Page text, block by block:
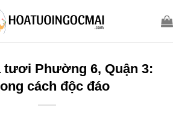
tươi Phường 6, Quận 3:
cách độc đáo